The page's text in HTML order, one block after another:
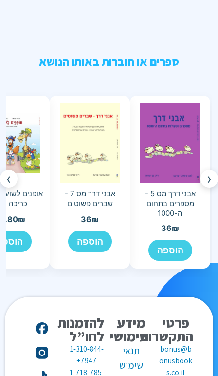
ספרים או חוברות באותו הנושא
‹
אבני דרך מס 5 -
מספרים בתחום
ה-1000
36₪
הוספה
אבני דרך מס 7 -
שברים פשוטים
36₪
הוספה
אופנים
כריכה
₪
›
פרטי
התקשרות
bonus@b
onusbook
s.co.il
מידע
שימושי
תנאי
שימוש
להזמנות
לחו”ל
1-310-844-
7947+
1-718-785-